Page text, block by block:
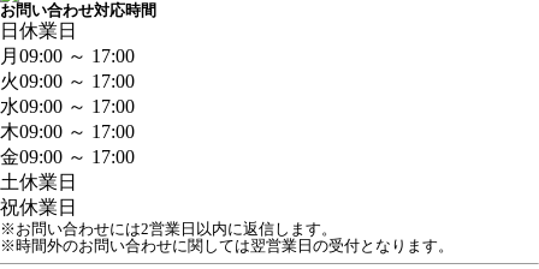
お問い合わせ対応時間
日 休業日
月 09:00 ～ 17:00
火09:00 ～ 17:00
水09:00 ～ 17:00
木09:00 ～ 17:00
金09:00 ～ 17:00
土休業日
祝休業日
※お問い合わせには2営業日以内に返信します。
※時間外のお問い合わせに関しては翌営業日の受付となります。